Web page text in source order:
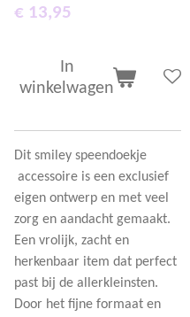
€ 13,95
In
winkelwagen
Dit smiley speendoekje
accessoire is een exclusief
eigen ontwerp en met veel
zorg en aandacht gemaakt.
Een vrolijk, zacht en
herkenbaar item dat perfect
past bij de allerkleinsten.
Door het fijne formaat en